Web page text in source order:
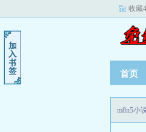
收藏
首页
m8n5小